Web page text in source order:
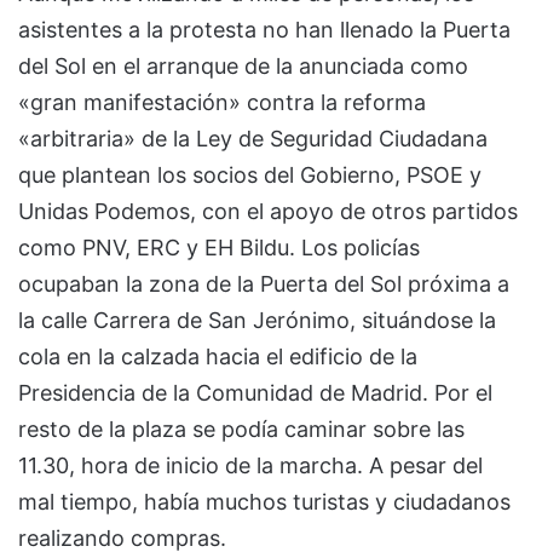
asistentes a la protesta no han llenado la Puerta
del Sol en el arranque de la anunciada como
«gran manifestación» contra la reforma
«arbitraria» de la Ley de Seguridad Ciudadana
que plantean los socios del Gobierno, PSOE y
Unidas Podemos, con el apoyo de otros partidos
como PNV, ERC y EH Bildu. Los policías
ocupaban la zona de la Puerta del Sol próxima a
la calle Carrera de San Jerónimo, situándose la
cola en la calzada hacia el edificio de la
Presidencia de la Comunidad de Madrid. Por el
resto de la plaza se podía caminar sobre las
11.30, hora de inicio de la marcha. A pesar del
mal tiempo, había muchos turistas y ciudadanos
realizando compras.